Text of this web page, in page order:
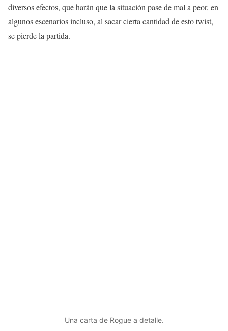
diversos efectos, que harán que la situación pase de mal a peor, en
algunos escenarios incluso, al sacar cierta cantidad de esto twist,
se pierde la partida.
Una carta de Rogue a detalle.